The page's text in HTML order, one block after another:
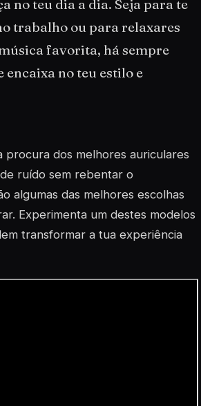
no teu dia a dia. Seja para te
trabalho ou para relaxares
favorita, há sempre
encaixa no teu estilo e
procura dos melhores auriculares
ruído sem rebentar o
algumas das melhores escolhas
Experimenta um destes modelos
transformar a tua experiência